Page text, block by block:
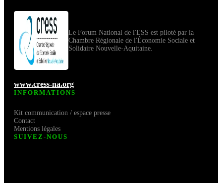
Le Forum National de l'ESS est piloté par la
Chambre Régionale de l'Économie Sociale et
Solidaire Nouvelle-Aquitaine.
www.cress-na.org
INFORMATIONS
Kit communication / espace presse
Contact
Mentions légales
SUIVEZ-NOUS